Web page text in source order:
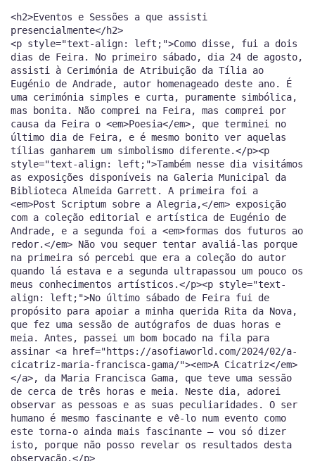
<h2>Eventos e Sessões a que assisti
presencialmente</h2>
<p style="text-align: left;">Como disse, fui a dois
dias de Feira. No primeiro sábado, dia 24 de agosto,
assisti à Cerimónia de Atribuição da Tília ao
Eugénio de Andrade, autor homenageado deste ano. É
uma cerimónia simples e curta, puramente simbólica,
mas bonita. Não comprei na Feira, mas comprei por
causa da Feira o <em>Poesia</em>, que terminei no
último dia de Feira, e é mesmo bonito ver aquelas
tílias ganharem um simbolismo diferente.</p><p
style="text-align: left;">Também nesse dia visitámos
as exposições disponíveis na Galeria Municipal da
Biblioteca Almeida Garrett. A primeira foi a
<em>Post Scriptum sobre a Alegria,</em> exposição
com a coleção editorial e artística de Eugénio de
Andrade, e a segunda foi a <em>formas dos futuros ao
redor.</em> Não vou sequer tentar avaliá-las porque
na primeira só percebi que era a coleção do autor
quando lá estava e a segunda ultrapassou um pouco os
meus conhecimentos artísticos.</p><p style="text-
align: left;">No último sábado de Feira fui de
propósito para apoiar a minha querida Rita da Nova,
que fez uma sessão de autógrafos de duas horas e
meia. Antes, passei um bom bocado na fila para
assinar <a href="https://asofiaworld.com/2024/02/a-
cicatriz-maria-francisca-gama/"><em>A Cicatriz</em>
</a>, da Maria Francisca Gama, que teve uma sessão
de cerca de três horas e meia. Neste dia, adorei
observar as pessoas e as suas peculiaridades. O ser
humano é mesmo fascinante e vê-lo num evento como
este torna-o ainda mais fascinante — vou só dizer
isto, porque não posso revelar os resultados desta
observação.</p>